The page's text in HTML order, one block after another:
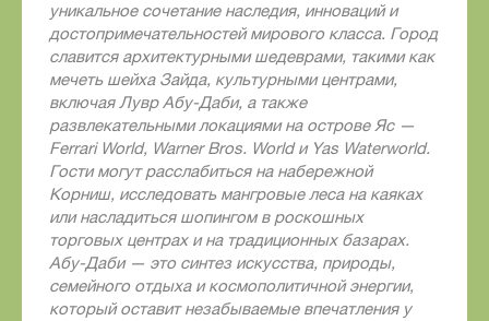
уникальное сочетание наследия, инноваций и
достопримечательностей мирового класса. Город
славится архитектурными шедеврами, такими как
мечеть шейха Зайда, культурными центрами,
включая Лувр Абу-Даби, а также
развлекательными локациями на острове Яс —
Ferrari World, Warner Bros. Worldи Yas Waterworld.
Гости могут расслабиться на набережной
Корниш, исследовать мангровые леса на каяках
или насладиться шопингом в роскошных
торговых центрах и на традиционных базарах.
Абу-Даби — это синтез искусства, природы,
семейного отдыха и космополитичной энергии,
который оставит незабываемые впечатления у